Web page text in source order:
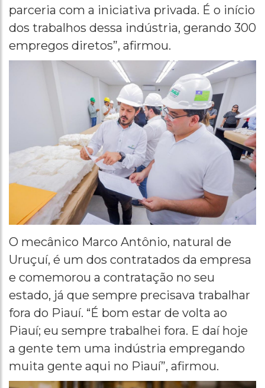
parceria com a iniciativa privada. É o início
dos trabalhos dessa indústria, gerando 300
empregos diretos”, afirmou.
O mecânico Marco Antônio, natural de
Uruçuí, é um dos contratados da empresa
e comemorou a contratação no seu
estado, já que sempre precisava trabalhar
fora do Piauí. “É bom estar de volta ao
Piauí; eu sempre trabalhei fora. E daí hoje
a gente tem uma indústria empregando
muita gente aqui no Piauí”, afirmou.